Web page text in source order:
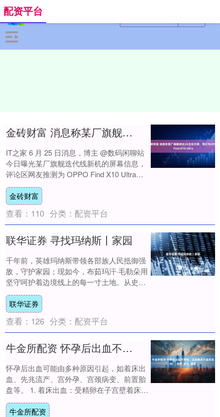
配资平台
金砖财富 消息称某厂旗舰测试2K京东方屏，预计为OPPO Find X10 Ultra
IT之家 6 月 25 日消息，博主 @数码闲聊站
今日曝光某厂旗舰迭代线新机的屏幕信息，
评论区网友推测为 OPPO Find X10 Ultra。
据其爆料，....
金砖财富
查看： 110 分类： 配资平台
联华证券 寻找玛纳斯丨家园
千年前，英雄玛纳斯带领各部族人民抵御强
敌，守护家园；现如今，布茹玛汗·毛勒朵用
坚守呵护着边境线上的每一寸土地。从史诗
里的英雄担当，到平凡人的终身坚守，守护
家园的....
联华证券
查看： 126 分类： 配资平台
牛金所配资 怀孕后出血不用怕，这些解决方案帮到你！_治疗_进行_宫颈
怀孕后出血可能由多种原因引起，如着床出
血、先兆流产、宫外孕、宫颈病变、前置胎
盘等。 1. 着床出血：受精卵在子宫壁着床
时，可能会引起少量出血，这是正常的生理
现象....
牛金所配资